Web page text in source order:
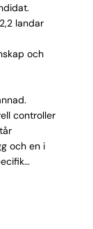
landar
och
controller
och en i